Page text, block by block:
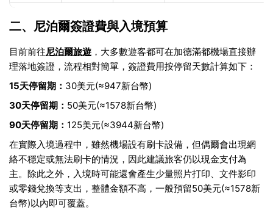
二、尼泊爾簽證費與入境預算
目前前往尼泊爾旅遊 ，大多數遊客都可在加德滿都機場直接辦
理落地簽證，流程相對簡單，簽證費用按停留天數計算如下：
15天停留期： 30美元(≈947新台幣)
30天停留期： 50美元(≈1578新台幣)
90天停留期： 125美元(≈3944新台幣)
在實際入境過程中，雖然機場設有刷卡設備，但偶爾會出現網
絡不穩定或無法刷卡的情況，因此建議旅客仍以現金支付為
主。除此之外，入境時可能還會產生少量照片打印、文件影印
或零錢兌換等支出，整體金額不高，一般預留50美元(≈1578新
台幣)以內即可覆蓋。